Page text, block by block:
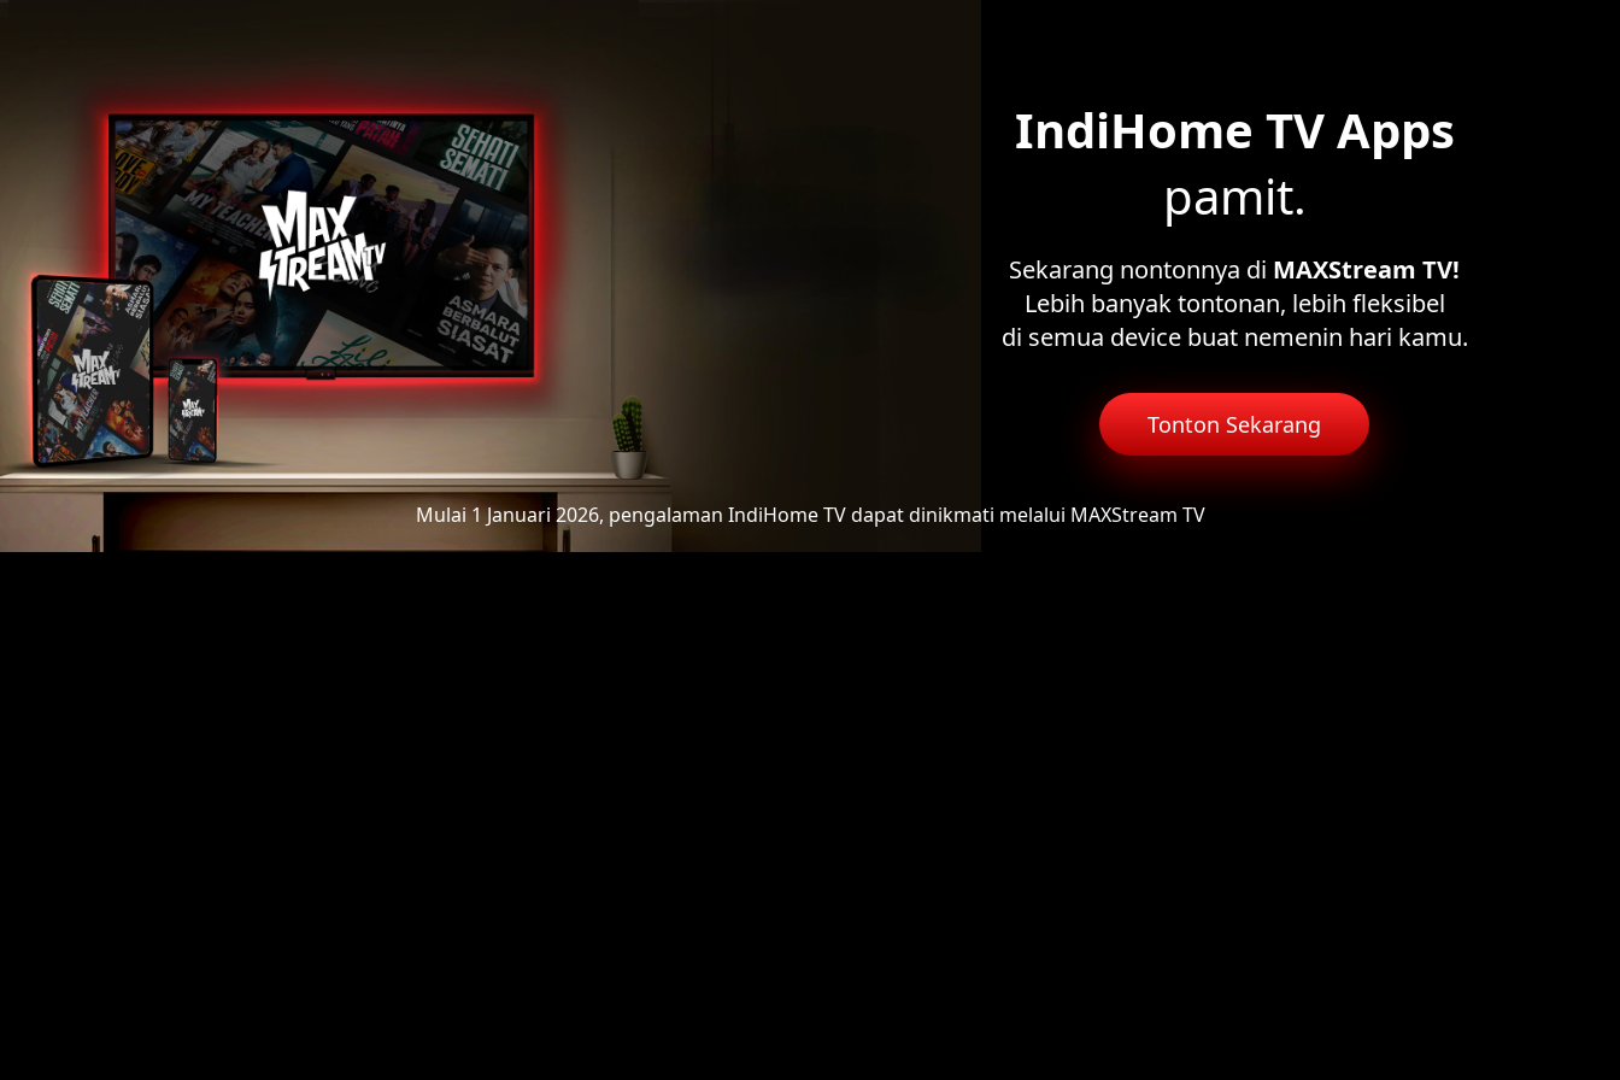
IndiHome TV Apps
pamit.
Sekarang nontonnya di MAXStream TV!
Lebih banyak tontonan, lebih fleksibel
di semua device buat nemenin hari kamu.
Tonton Sekarang
Mulai 1 Januari 2026, pengalaman IndiHome TVdapat dinikmati melalui MAXStream TV